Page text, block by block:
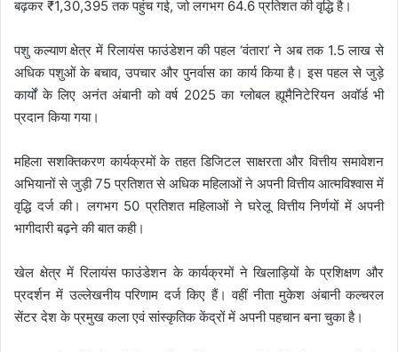
बढ़कर ₹1,30,395 तक पहुंच गई, जो लगभग 64.6 प्रतिशत की वृद्धि है।
पशु कल्याण क्षेत्र में रिलायंस फाउंडेशन की पहल ‘वंतारा’ ने अब तक 1.5 लाख से
अधिक पशुओं के बचाव, उपचार और पुनर्वास का कार्य किया है। इस पहल से जुड़े
कार्यों के लिए अनंत अंबानी को वर्ष 2025 का ग्लोबल ह्यूमैनिटेरियन अवॉर्ड भी
प्रदान किया गया।
महिला सशक्तिकरण कार्यक्रमों के तहत डिजिटल साक्षरता और वित्तीय समावेशन
अभियानों से जुड़ी 75 प्रतिशत से अधिक महिलाओं ने अपनी वित्तीय आत्मविश्वास में
वृद्धि दर्ज की। लगभग 50 प्रतिशत महिलाओं ने घरेलू वित्तीय निर्णयों में अपनी
भागीदारी बढ़ने की बात कही।
खेल क्षेत्र में रिलायंस फाउंडेशन के कार्यक्रमों ने खिलाड़ियों के प्रशिक्षण और
प्रदर्शन में उल्लेखनीय परिणाम दर्ज किए हैं। वहीं नीता मुकेश अंबानी कल्चरल
सेंटर देश के प्रमुख कला एवं सांस्कृतिक केंद्रों में अपनी पहचान बना चुका है।